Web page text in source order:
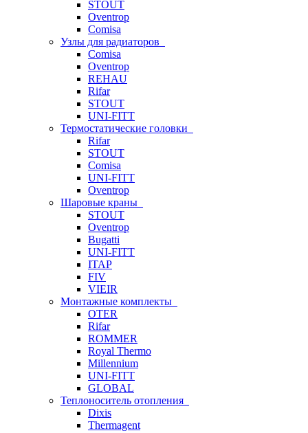
STOUT
Oventrop
Comisa
Узлы для радиаторов
Comisa
Oventrop
REHAU
Rifar
STOUT
UNI-FITT
Термостатические головки
Rifar
STOUT
Comisa
UNI-FITT
Oventrop
Шаровые краны
STOUT
Oventrop
Bugatti
UNI-FITT
ITAP
FIV
VIEIR
Монтажные комплекты
OTER
Rifar
ROMMER
Royal Thermo
Millennium
UNI-FITT
GLOBAL
Теплоноситель отопления
Dixis
Thermagent